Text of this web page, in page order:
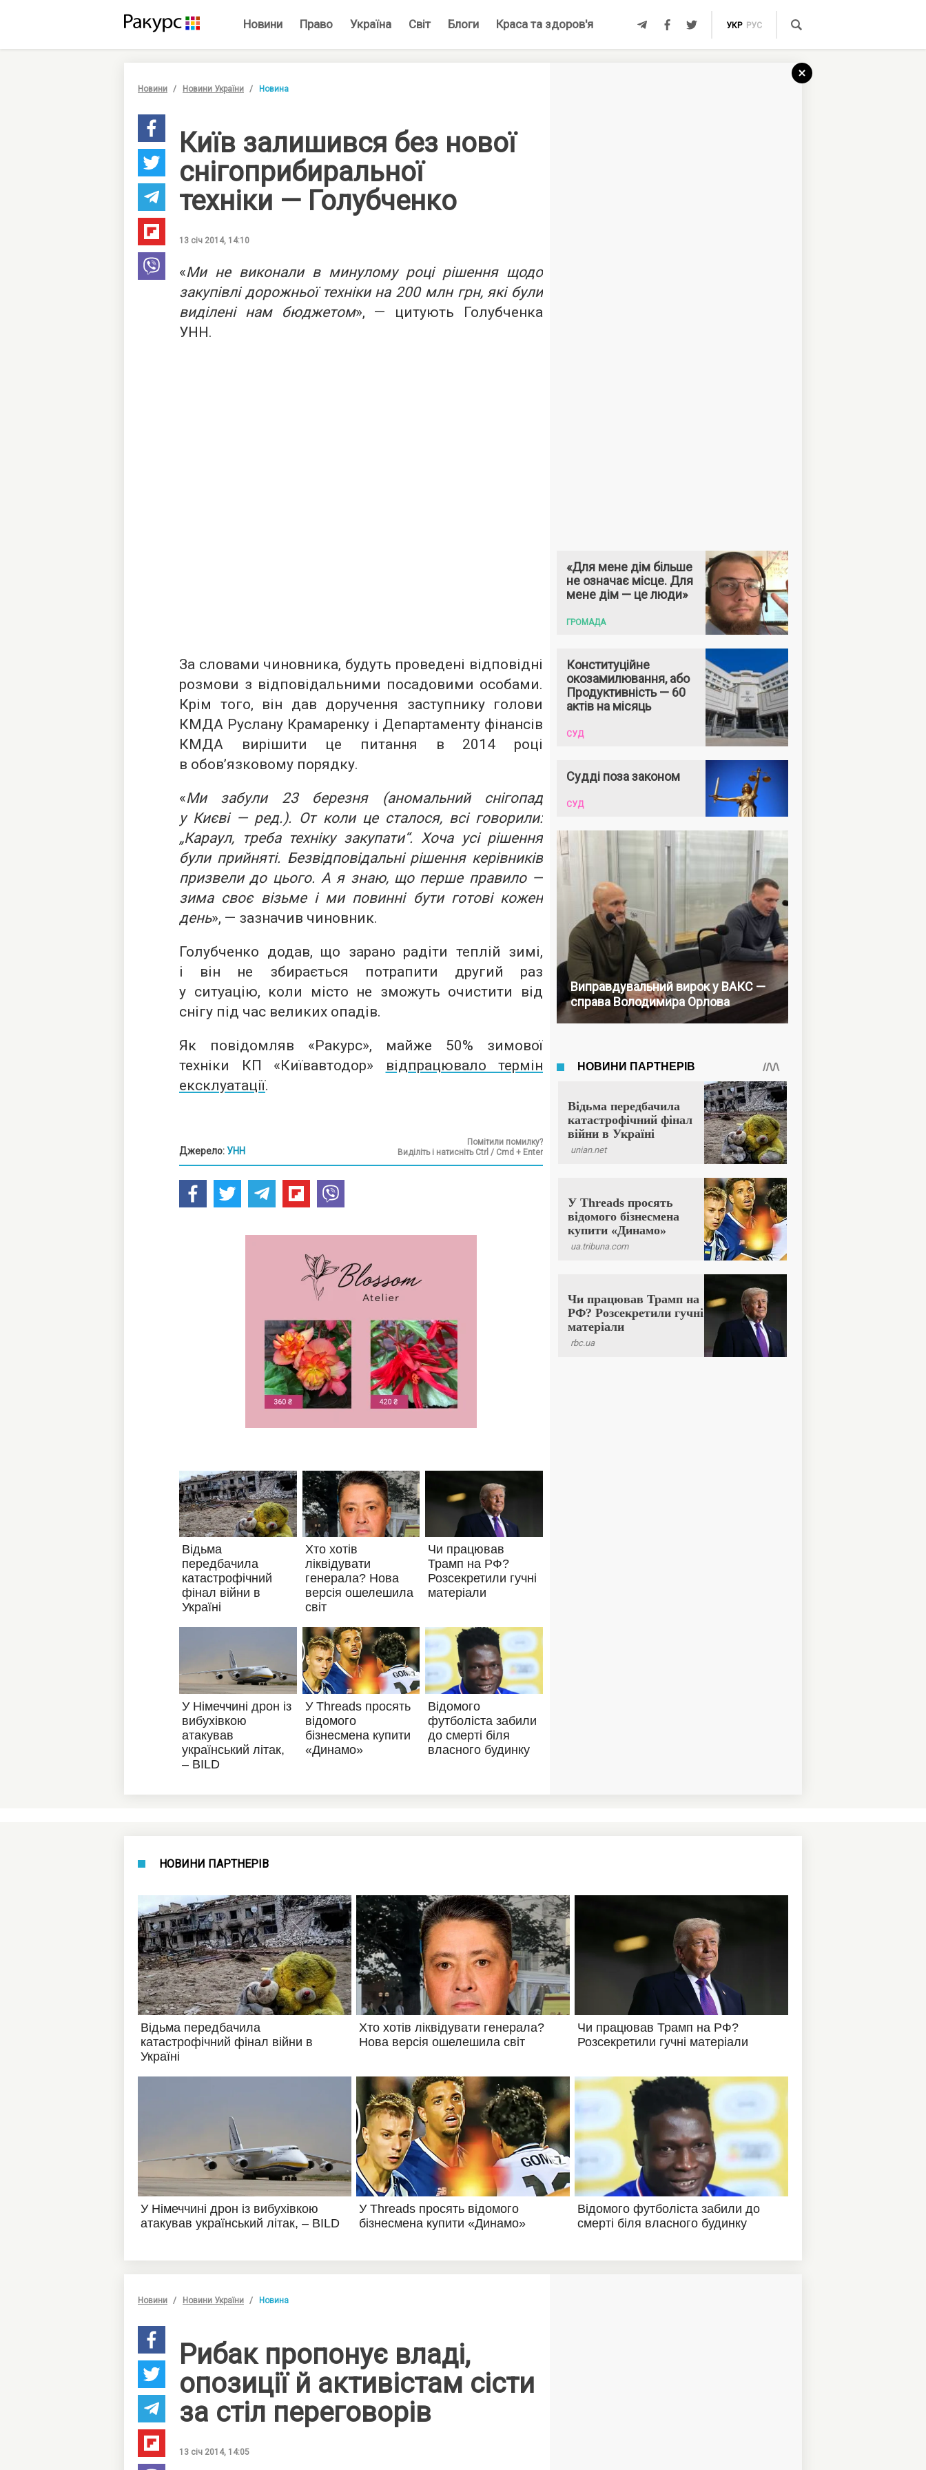
Новини Право Україна Світ Блоги Краса та здоров'я УКР РУС
Новини Новини України Новина
Київ залишився без нової
снігоприбиральної
техніки — Голубченко
13 січ 2014, 14:10
«Ми не виконали в минулому році рішення щодо
закупівлі дорожньої техніки на 200 млн грн, які були
виділені нам бюджетом», — цитують Голубченка
УНН.
За словами чиновника, будуть проведені відповідні
розмови з відповідальними посадовими особами.
Крім того, він дав доручення заступнику голови
КМДА Руслану Крамаренку і Департаменту фінансів
КМДА вирішити це питання в 2014 році
в обов’язковому порядку.
«Ми забули 23 березня (аномальний снігопад
у Києві — ред.). От коли це сталося, всі говорили:
„Караул, треба техніку закупати“. Хоча усі рішення
були прийняті. Безвідповідальні рішення керівників
призвели до цього. А я знаю, що перше правило —
зима своє візьме і ми повинні бути готові кожен
день», — зазначив чиновник.
Голубченко додав, що зарано радіти теплій зимі,
і він не збирається потрапити другий раз
у ситуацію, коли місто не зможуть очистити від
снігу під час великих опадів.
Як повідомляв «Ракурс», майже 50% зимової
техніки КП «Київавтодор»
відпрацювало термін
ексклуатації.
Джерело: УНН
Помітили помилку?
Виділіть і натисніть Ctrl / Cmd + Enter
«Для мене дім більше
не означає місце. Для
мене дім — це люди»
ГРОМАДА
Конституційне
окозамилювання, або
Продуктивність — 60
актів на місяць
СУД
Судді поза законом
СУД
Виправдувальний вирок у ВАКС —
справа Володимира Орлова
НОВИНИ ПАРТНЕРІВ
Новини Новини України Новина
Рибак пропонує владі,
опозиції й активістам сісти
за стіл переговорів
13 січ 2014, 14:05